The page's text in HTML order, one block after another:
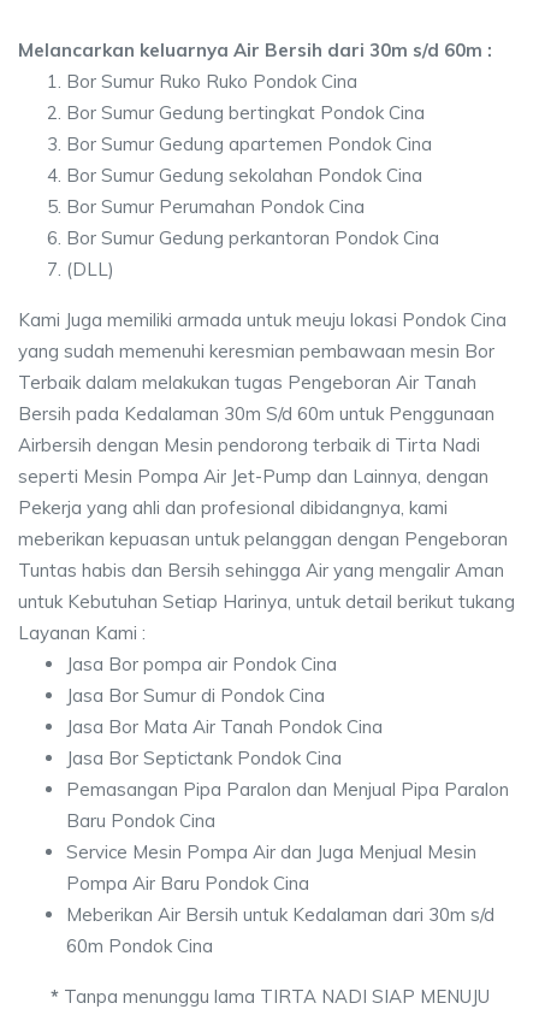
Melancarkan keluarnya Air Bersih dari 30m s/d 60m :
Bor Sumur Ruko Ruko Pondok Cina
Bor Sumur Gedung bertingkat Pondok Cina
Bor Sumur Gedung apartemen Pondok Cina
Bor Sumur Gedung sekolahan Pondok Cina
Bor Sumur Perumahan Pondok Cina
Bor Sumur Gedung perkantoran Pondok Cina
(DLL)
Kami Juga memiliki armada untuk meuju lokasi Pondok Cina
yang sudah memenuhi keresmian pembawaan mesin Bor
Terbaik dalam melakukan tugas Pengeboran Air Tanah
Bersih pada Kedalaman 30m S/d 60m untuk Penggunaan
Airbersih dengan Mesin pendorong terbaik di Tirta Nadi
seperti Mesin Pompa Air Jet-Pump dan Lainnya, dengan
Pekerja yang ahli dan profesional dibidangnya, kami
meberikan kepuasan untuk pelanggan dengan Pengeboran
Tuntas habis dan Bersih sehingga Air yang mengalir Aman
untuk Kebutuhan Setiap Harinya, untuk detail berikut tukang
Layanan Kami :
Jasa Bor pompa air Pondok Cina
Jasa Bor Sumur di Pondok Cina
Jasa Bor Mata Air Tanah Pondok Cina
Jasa Bor Septictank Pondok Cina
Pemasangan Pipa Paralon dan Menjual Pipa Paralon
Baru Pondok Cina
Service Mesin Pompa Air dan Juga Menjual Mesin
Pompa Air Baru Pondok Cina
Meberikan Air Bersih untuk Kedalaman dari 30m s/d
60m Pondok Cina
*Tanpa menunggu lama TIRTA NADI SIAP MENUJU